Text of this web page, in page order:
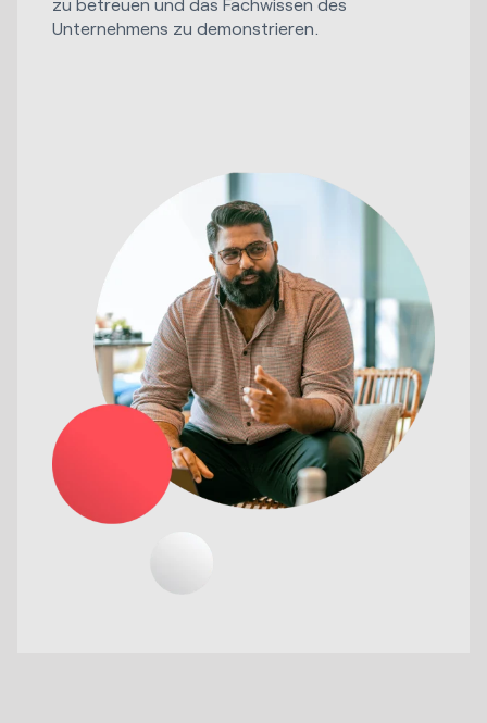
Unternehmens zu demonstrieren.